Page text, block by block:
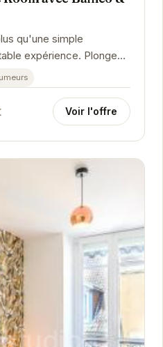
qu'une simple
expérience. Plongez
du balnéo privatif,...
Voir l'offre